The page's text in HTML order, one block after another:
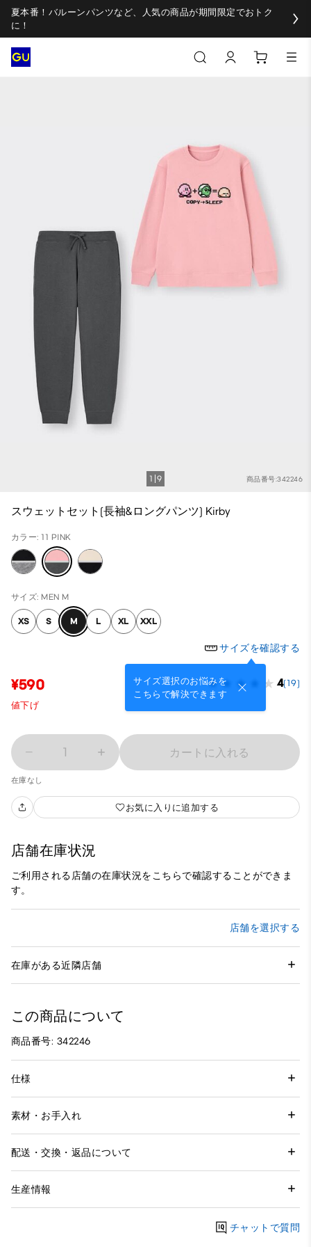
夏本番！バルーンパンツなど、人気の商品が期間限定でおトク
に！
商品番号:342246
1 9
スウェットセット(長袖&ロングパンツ) Kirby
カラー: 11 PINK
サイズ: MEN M
XS S M L XL XXL
サイズを確認する
サイズ選択のお悩みを
こちらで解決できます
¥590 4(19)
値下げ
1 カートに入れる
在庫なし
お気に入りに追加する
店舗在庫状況
ご利用される店舗の在庫状況をこちらで確認することができま
す。
店舗を選択する
在庫がある近隣店舗
この商品について
商品番号: 342246
仕様
素材・お手入れ
配送・交換・返品について
生産情報
チャットで質問